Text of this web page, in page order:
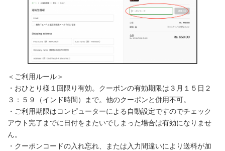
＜ご利用ルール＞
・おひとり様１回限り有効。クーポンの有効期限は３月１５日２
３：５９（インド時間）まで。他のクーポンと併用不可。
・ご利用期限はコンピューターによる自動設定ですのでチェック
アウト完了までに日付をまたいでしまった場合は有効になりませ
ん。
・クーポンコードの入れ忘れ、または入力間違いにより送料が加